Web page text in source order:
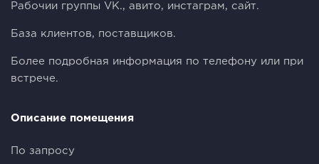
Рабочии группы VК., авито, инстаграм, сайт.
База клиентов, поставщиков.
Более подробная информация по телефону или при
встрече.
Описание помещения
По запросу